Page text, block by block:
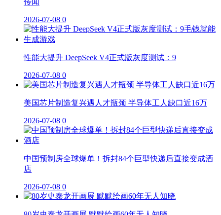
2026-07-08 0
性能大提升 DeepSeek V4正式版灰度测试：9
2026-07-08 0
美国芯片制造复兴遇人才瓶颈 半导体工人缺口近16万
2026-07-08 0
中国预制房全球爆单！拆封84个巨型快递后直接变成酒
店
2026-07-08 0